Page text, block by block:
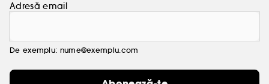
Adresă email
De exemplu: nume@exemplu.com